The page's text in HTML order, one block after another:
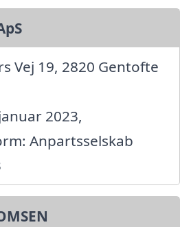
Vej 19, 2820 Gentofte
2023,
Anpartsselskab